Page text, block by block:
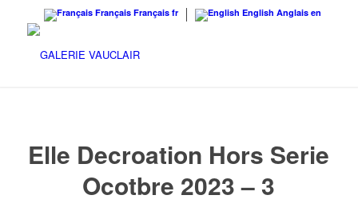
Français Français fr English Anglais en
Elle Decroation Hors Serie
Ocotbre 2023 – 3